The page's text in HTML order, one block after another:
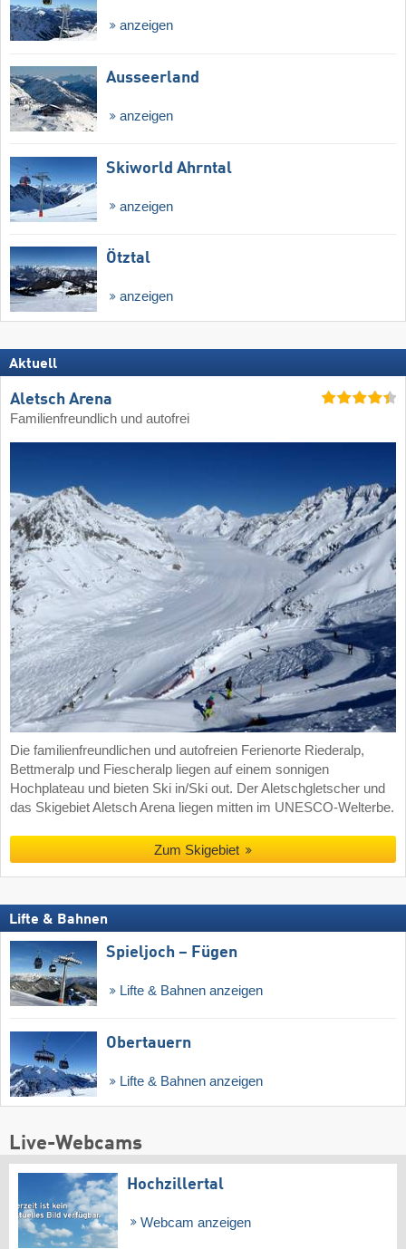
anzeigen
Ausseerland
anzeigen
Skiworld Ahrntal
anzeigen
Ötztal
anzeigen
Aktuell
Aletsch Arena
Familienfreundlich und autofrei
Die familienfreundlichen und autofreien Ferienorte Riederalp,
Bettmeralp und Fiescheralp liegen auf einem sonnigen
Hochplateau und bieten Ski in/Ski out. Der Aletschgletscher und
das Skigebiet Aletsch Arena liegen mitten im UNESCO-Welterbe.
Zum Skigebiet
Lifte & Bahnen
Spieljoch – Fügen
Lifte & Bahnen anzeigen
Obertauern
Lifte & Bahnen anzeigen
Live-Webcams
Hochzillertal
Webcam anzeigen